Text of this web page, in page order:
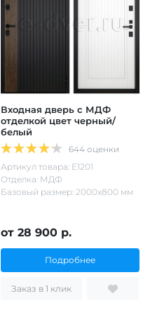
Входная дверь с МДФ
отделкой цвет черный/
белый
644 оценки
Артикул товара: Е1201
Отделка: МДФ
Базовый размер: 2000х800 мм
от 28 900 р.
Подробнее
Заказ в 1 клик